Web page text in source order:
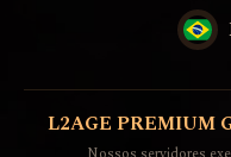
L2AGE PREMIUM